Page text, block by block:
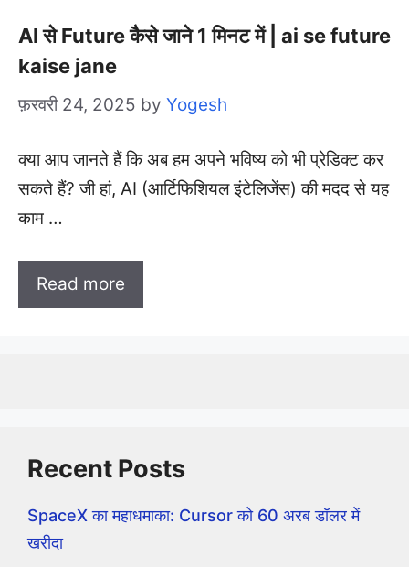
AI से Future कैसे जाने 1 मिनट में | ai se future
kaise jane
फ़रवरी 24, 2025 by Yogesh
क्या आप जानते हैं कि अब हम अपने भविष्य को भी प्रेडिक्ट कर
सकते हैं? जी हां, AI (आर्टिफिशियल इंटेलिजेंस) की मदद से यह
काम …
Read more
Recent Posts
SpaceX का महाधमाका: Cursor को 60 अरब डॉलर में
खरीदा